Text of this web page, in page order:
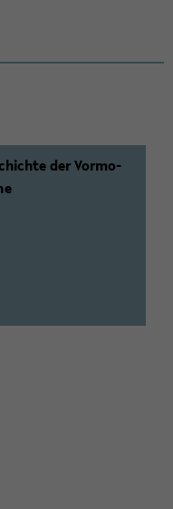
der Vor­mo­